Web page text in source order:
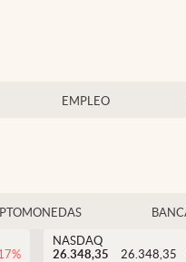
EMPLEO
%
NASDAQ
26.348,35
26.348,35